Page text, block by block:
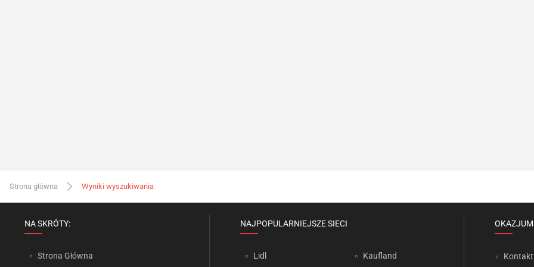
Strona główna Wyniki wyszukiwania
NA SKRÓTY:
Strona Główna
NAJPOPULARNIEJSZE SIECI
Lidl Kaufland Kontakt